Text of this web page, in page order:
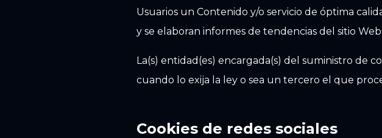
Usuarios un Contenido y/o servicio de óptima
y se elaboran informes de tendencias del sitio
La(s) entidad(es) encargada(s) del suministro de
cuando lo exija la ley o sea un tercero el que
Cookies de redes sociales